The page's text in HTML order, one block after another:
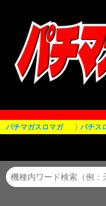
パチマガスロマガ パチス